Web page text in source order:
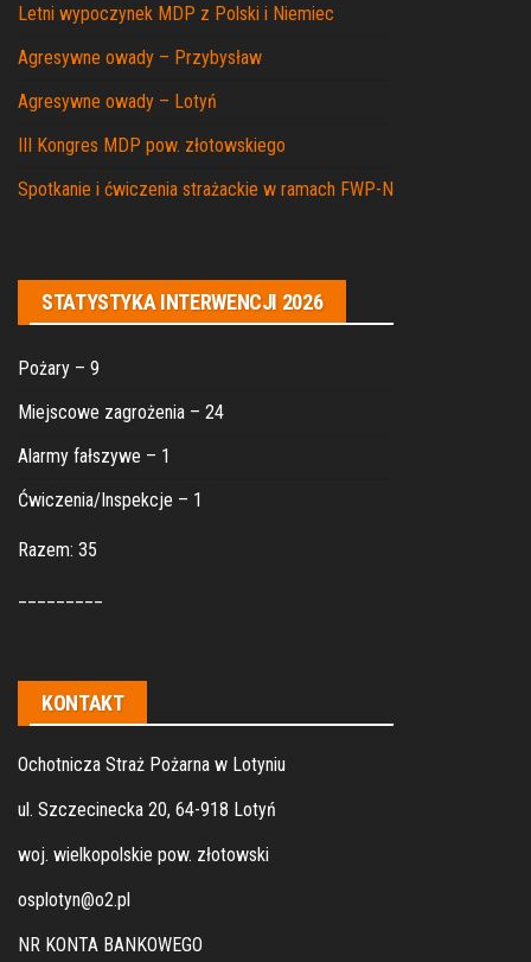
Letni wypoczynek MDP z Polski i Niemiec
Agresywne owady – Przybysław
Agresywne owady – Lotyń
III Kongres MDP pow. złotowskiego
Spotkanie i ćwiczenia strażackie w ramach FWP-N
STATYSTYKA INTERWENCJI 2026
Pożary – 9
Miejscowe zagrożenia – 24
Alarmy fałszywe – 1
Ćwiczenia/Inspekcje – 1
Razem: 35
KONTAKT
Ochotnicza Straż Pożarna w Lotyniu
ul. Szczecinecka 20, 64-918 Lotyń
woj. wielkopolskie pow. złotowski
osplotyn@o2.pl
NR KONTA BANKOWEGO